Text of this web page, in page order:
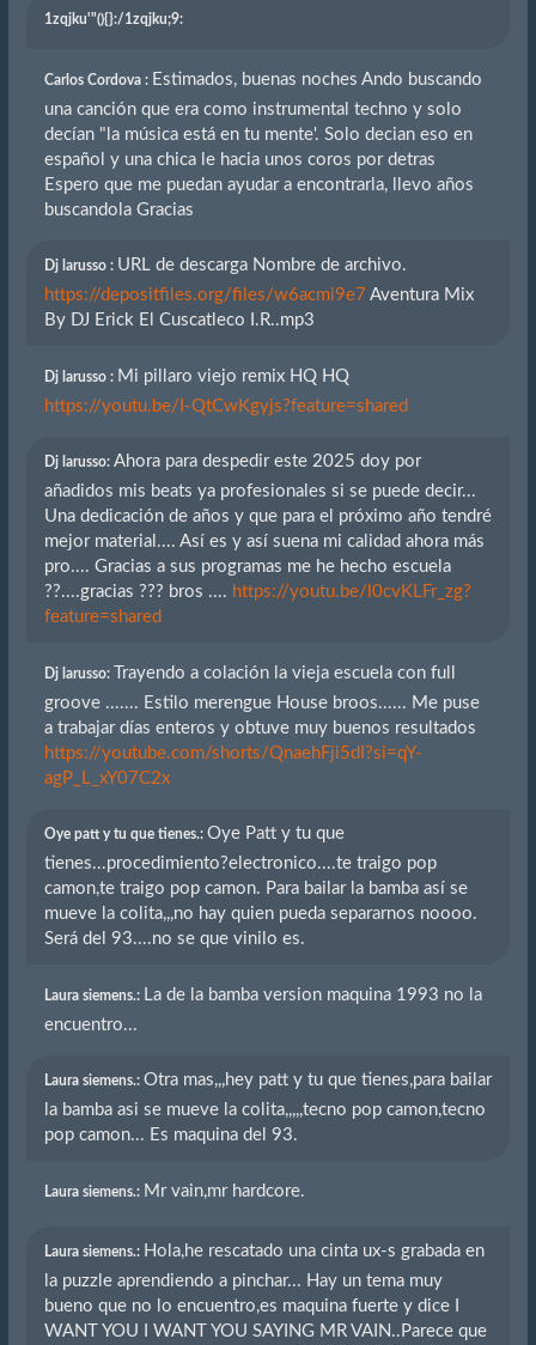
1zqjku'"(){}:/1zqjku;9:
Carlos Cordova : Estimados, buenas noches Ando buscando
una canción que era como instrumental techno y solo
decían "la música está en tu mente'. Solo decian eso en
español y una chica le hacia unos coros por detras
Espero que me puedan ayudar a encontrarla, llevo años
buscandola Gracias
Dj larusso : URL de descarga Nombre de archivo.
https://depositfiles.org/files/w6acmi9e7 Aventura Mix
By DJ Erick El Cuscatleco I.R..mp3
Dj larusso : Mi pillaro viejo remix HQ HQ
https://youtu.be/I-QtCwKgyjs?feature=shared
Dj larusso: Ahora para despedir este 2025 doy por
añadidos mis beats ya profesionales si se puede decir...
Una dedicación de años y que para el próximo año tendré
mejor material.... Así es y así suena mi calidad ahora más
pro.... Gracias a sus programas me he hecho escuela
??....gracias ??? bros .... https://youtu.be/l0cvKLFr_zg?
feature=shared
Dj larusso: Trayendo a colación la vieja escuela con full
groove ....... Estilo merengue House broos...... Me puse
a trabajar días enteros y obtuve muy buenos resultados
https://youtube.com/shorts/QnaehFji5dI?si=qY-
agP_L_xY07C2x
Oye patt y tu que tienes.: Oye Patt y tu que
tienes...procedimiento?electronico....te traigo pop
camon,te traigo pop camon. Para bailar la bamba así se
mueve la colita,,,no hay quien pueda separarnos noooo.
Será del 93....no se que vinilo es.
Laura siemens.: La de la bamba version maquina 1993 no la
encuentro...
Laura siemens.: Otra mas,,,hey patt y tu que tienes,para bailar
la bamba asi se mueve la colita,,,,,tecno pop camon,tecno
pop camon... Es maquina del 93.
Laura siemens.: Mr vain,mr hardcore.
Laura siemens.: Hola,he rescatado una cinta ux-s grabada en
la puzzle aprendiendo a pinchar... Hay un tema muy
bueno que no lo encuentro,es maquina fuerte y dice I
WANT YOU I WANT YOU SAYING MR VAIN..Parece que